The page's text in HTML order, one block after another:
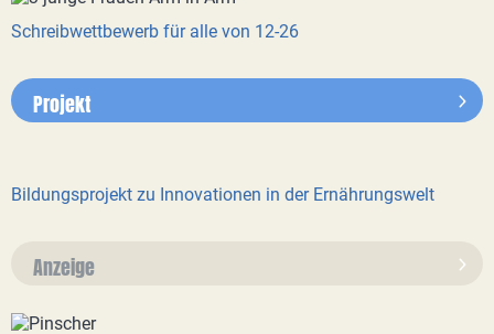
Schreibwettbewerb für alle von 12-26
Projekt
Bildungsprojekt zu Innovationen in der Ernährungswelt
Anzeige